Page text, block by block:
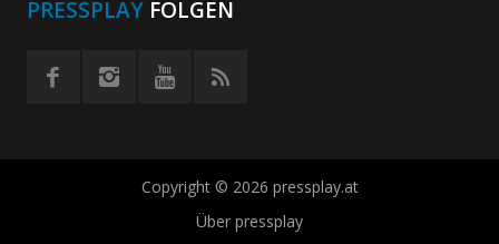
PRESSPLAY FOLGEN
Copyright © 2026 pressplay.at
Über pressplay